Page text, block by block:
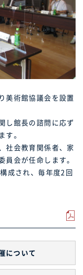
美術館協議会を設置
し館長の諮問に応ず
。
社会教育関係者、家
会が任命します。
成され、毎年度2回
について